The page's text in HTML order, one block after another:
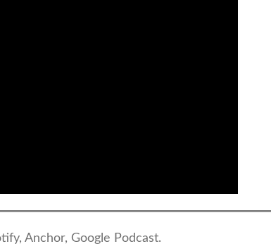
Anchor, Google Podcast.